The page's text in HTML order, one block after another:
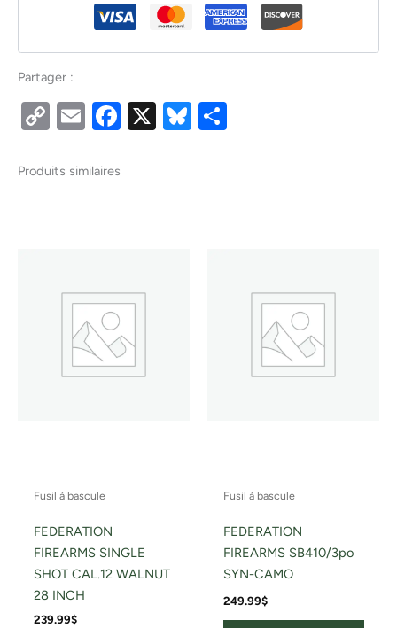
Partager :
CopyEmailFacebook
X Bluesky
Produits similaires
Fusil à bascule
FEDERATION
FIREARMS SINGLE
SHOT CAL.12 WALNUT
28 INCH
239.99$
Fusil à bascule
FEDERATION
FIREARMS SB410/3po
SYN-CAMO
249.99$